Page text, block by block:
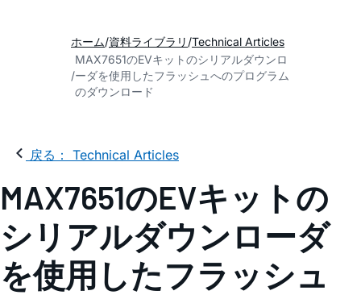
ホーム 資料ライブラリ Technical Articles
MAX7651のEVキットのシリアルダウンロ
ーダを使用したフラッシュへのプログラム
のダウンロード
戻る： Technical Articles
MAX7651のEVキットの
シリアルダウンローダ
を使用したフラッシュ